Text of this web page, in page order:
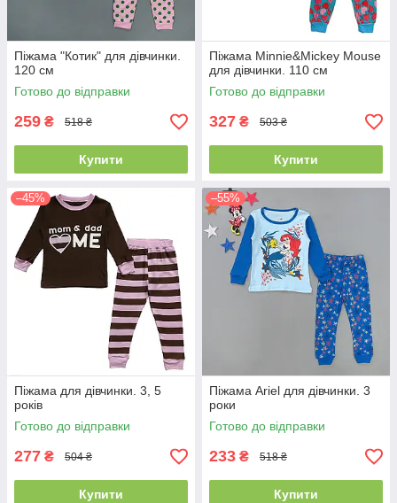
Піжама "Котик" для дівчинки.
120 см
Готово до відправки
259 ₴ 518 ₴
Купити
Піжама Minnie&Mickey Mouse
для дівчинки. 110 см
Готово до відправки
327 ₴ 503 ₴
Купити
–45%
Піжама для дівчинки. 3, 5
років
Готово до відправки
277 ₴ 504 ₴
Купити
–55%
Піжама Ariel для дівчинки. 3
роки
Готово до відправки
233 ₴ 518 ₴
Купити